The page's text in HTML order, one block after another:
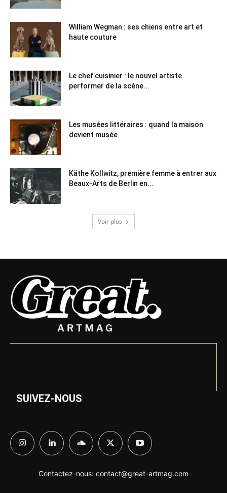
William Wegman : ses chiens entre art et
haute couture
Le chef cuisinier : le nouvel artiste
performer de la scène...
Les musées littéraires : quand la maison
devient musée
Käthe Kollwitz, première femme à entrer aux
Beaux-Arts de Berlin en...
Voir plus
SUIVEZ-NOUS
Contactez-nous: contact@great-artmag.com